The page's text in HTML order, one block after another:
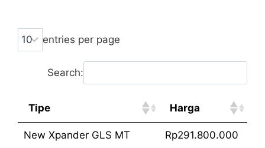
entries per page
Search:
Tipe Harga
New Xpander GLS MT Rp291.800.000